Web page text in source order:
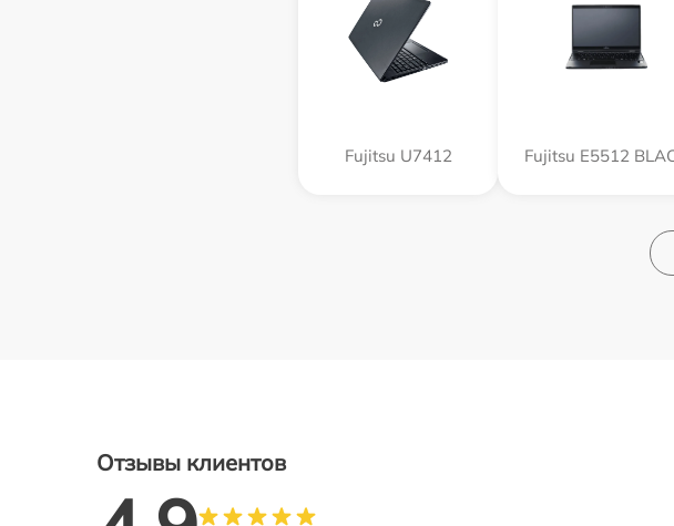
Fujitsu U7412 Fujitsu E5512
Отзывы клиентов